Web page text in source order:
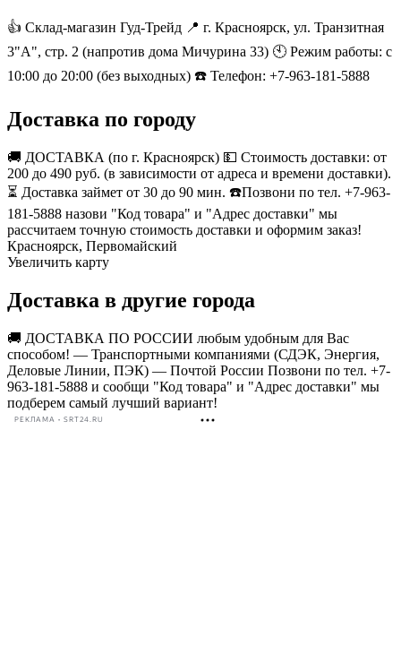
👍 Склад-магазин Гуд-Трейд 📍 г. Красноярск, ул. Транзитная
3"А", стр. 2 (напротив дома Мичурина 33) 🕙 Режим работы: с
10:00 до 20:00 (без выходных) ☎️ Телефон: +7-963-181-5888
Доставка по городу
🚚 ДОСТАВКА (по г. Красноярск) 💵 Стоимость доставки: от
200 до 490 руб. (в зависимости от адреса и времени доставки).
⏳ Доставка займет от 30 до 90 мин. ☎️Позвони по тел. +7-963-
181-5888 назови "Код товара" и "Адрес доставки" мы
рассчитаем точную стоимость доставки и оформим заказ!
Красноярск, Первомайский
Увеличить карту
Доставка в другие города
🚚 ДОСТАВКА ПО РОССИИ любым удобным для Вас
способом! — Транспортными компаниями (СДЭК, Энергия,
Деловые Линии, ПЭК) — Почтой России Позвони по тел. +7-
963-181-5888 и сообщи "Код товара" и "Адрес доставки" мы
подберем самый лучший вариант!
РЕКЛАМА • SRT24.RU